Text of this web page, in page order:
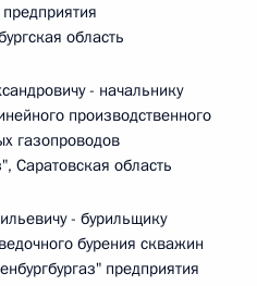
область
- начальнику
производственного
газопроводов
Саратовская область
- бурильщику
бурения скважин
предприятия